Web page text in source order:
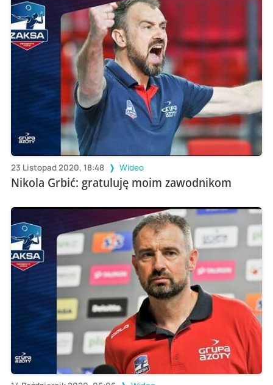
23 Listopad 2020, 18:48 Wideo
Nikola Grbić: gratuluję moim zawodnikom